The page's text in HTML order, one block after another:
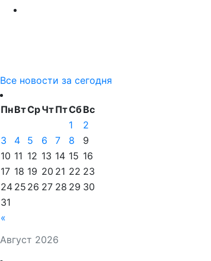
Все новости за сегодня
Август 2026
ПнВтСрЧтПтСбВс
«
1
2
3
4 5 6 7 8
9
10 11 12 13 14 15 16
17 18 19 20 21 22 23
24 25 26 27 28 29 30
31